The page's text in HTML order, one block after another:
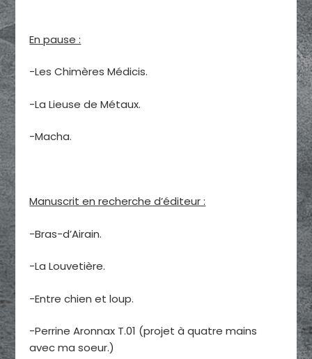
En pause :
-Les Chimères Médicis.
-La Lieuse de Métaux.
-Macha.
Manuscrit en recherche d’éditeur :
-Bras-d’Airain.
-La Louvetière.
-Entre chien et loup.
-Perrine Aronnax T.01 (projet à quatre mains
avec ma soeur.)